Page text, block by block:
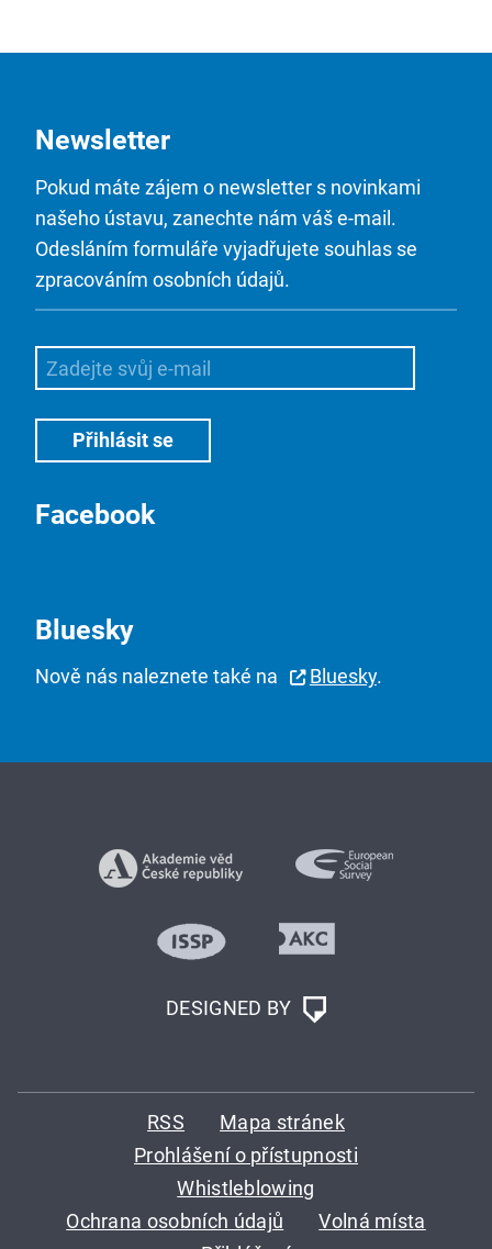
Newsletter
Pokud máte zájem o newsletter s novinkami
našeho ústavu, zanechte nám váš e-mail.
Odesláním formuláře vyjadřujete souhlas se
zpracováním osobních údajů.
Facebook
Bluesky
Nově nás naleznete také na Bluesky.
DESIGNED BY
RSS
Mapa stránek
Prohlášení o přístupnosti
Whistleblowing
Ochrana osobních údajů
Volná místa